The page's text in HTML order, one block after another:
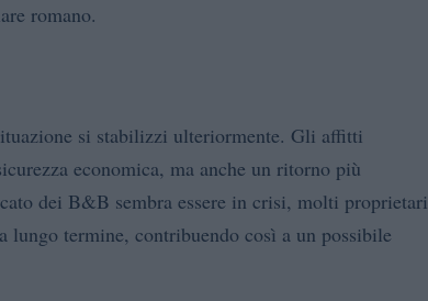
romano.
si stabilizzi ulteriormente. Gli affitti
economica, ma anche un ritorno più
dei B&B sembra essere in crisi, molti proprietari
lungo termine, contribuendo così a un possibile